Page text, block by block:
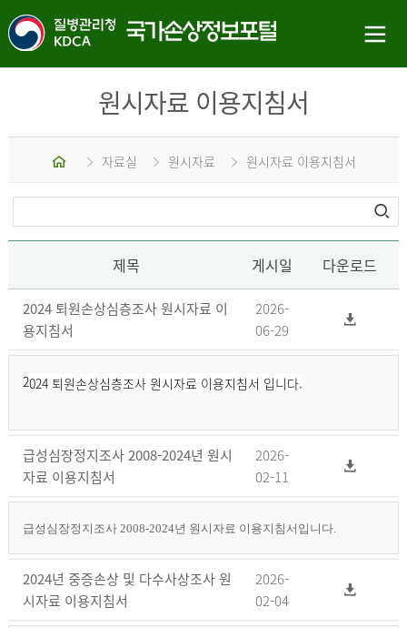
원시자료 이용지침서
홈 자료실 원시자료 원시자료 이용지침서
제목 게시일 다운로드
2024 퇴원손상심층조사 원시자료 이
용지침서
2026-
06-29
2024 퇴원손상심층조사 원시자료 이용지침서 입니다.
급성심장정지조사 2008-2024년 원시
자료 이용지침서
2026-
02-11
급성심장정지조사 2008-2024년 원시자료 이용지침서입니다.
2024년 중증손상 및 다수사상조사 원
시자료 이용지침서
2026-
02-04